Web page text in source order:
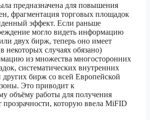
предназначена для повышения
фрагментация торговых площадок
эффект. Если раньше
могло видеть информацию
двух бирж, теперь оно имеет
некоторых случаях обязано)
из множества многосторонних
систематических внутренних
других бирж со всей Европейской
Это приводит к
объёму работы для получения
прозрачности, которую ввела MiFID